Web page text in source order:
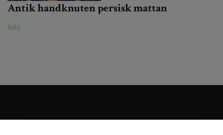
Antik handknuten persisk mattan
Såld